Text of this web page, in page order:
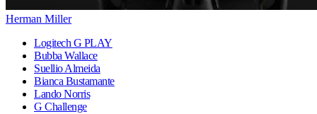
Herman Miller
Logitech G PLAY
Bubba Wallace
Suellio Almeida
Bianca Bustamante
Lando Norris
G Challenge